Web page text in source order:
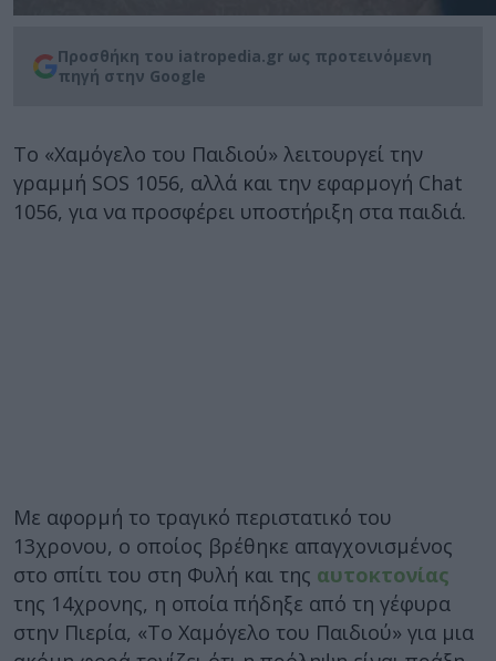
Προσθήκη του iatropedia.gr ως προτεινόμενη
πηγή στην Google
Το «Χαμόγελο του Παιδιού» λειτουργεί την
γραμμή SOS 1056, αλλά και την εφαρμογή Chat
1056, για να προσφέρει υποστήριξη στα παιδιά.
Με αφορμή το τραγικό περιστατικό του
13χρονου, ο οποίος βρέθηκε απαγχονισμένος
στο σπίτι του στη Φυλή και της αυτοκτονίας
της 14χρονης, η οποία πήδηξε από τη γέφυρα
στην Πιερία, «Το Χαμόγελο του Παιδιού» για μια